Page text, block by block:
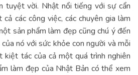
tuyệt vời. Nhật nổi tiếng với sự cẩn
các công việc, các chuyên gia làm
sản phẩm làm đẹp cũng chú ý đến
nó với sức khỏe con người và mỗi
kiệt tác của cả một quá trình nghiên
làm đẹp của Nhật Bản có thể xem